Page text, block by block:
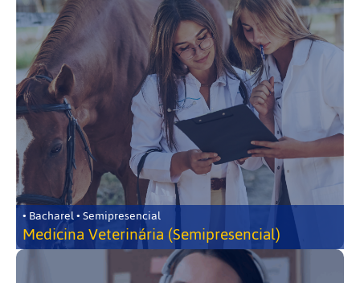
• Bacharel • Semipresencial
Medicina Veterinária (Semipresencial)